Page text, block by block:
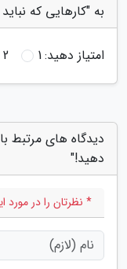
به "کارهایی که
امتیاز دهید:1
2
دیدگاه های مرتبط
دهید!"
* نظرتان را در مورد